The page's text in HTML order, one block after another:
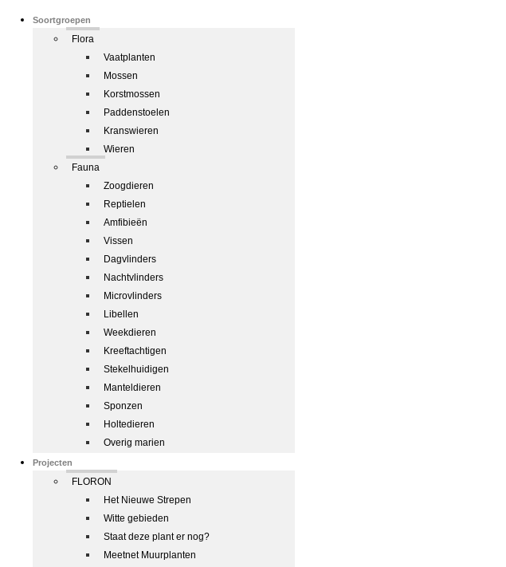
Soortgroepen
Flora
Vaatplanten
Mossen
Korstmossen
Paddenstoelen
Kranswieren
Wieren
Fauna
Zoogdieren
Reptielen
Amfibieën
Vissen
Dagvlinders
Nachtvlinders
Microvlinders
Libellen
Weekdieren
Kreeftachtigen
Stekelhuidigen
Manteldieren
Sponzen
Holtedieren
Overig marien
Projecten
FLORON
Het Nieuwe Strepen
Witte gebieden
Staat deze plant er nog?
Meetnet Muurplanten